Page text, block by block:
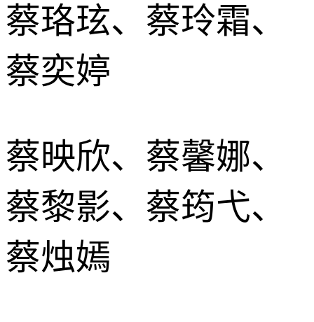
蔡珞玹、蔡玲霜、
蔡奕婷
蔡映欣、蔡馨娜、
蔡黎影、蔡筠弋、
蔡烛嫣